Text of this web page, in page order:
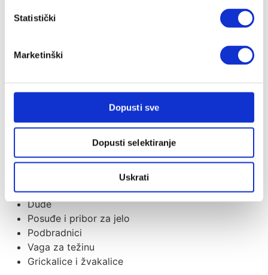
Statistički
Marketinški
Dopusti sve
Dopusti selektiranje
Uskrati
Ostali dodaci
Slobodno vrijeme
Moda za mame i djecu
Dojenje i hranjenje
Grudnjaci i steznici
Trudnoća i dojenje
Hranilice za bebe
Bočice
Dude
Posuđe i pribor za jelo
Podbradnici
Vaga za težinu
Grickalice i žvakalice